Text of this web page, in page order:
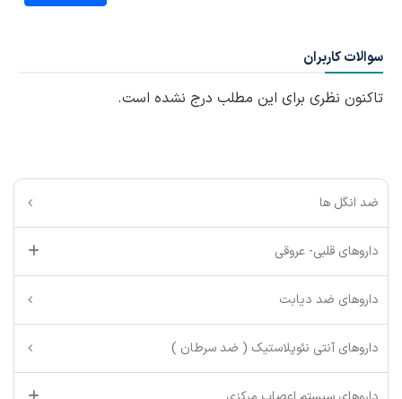
سوالات کاربران
تاکنون نظری برای این مطلب درج نشده است.
ضد انگل ها
داروهای قلبی- عروقی
داروهای ضد دیابت
داروهای آنتی نئوپلاستیک ( ضد سرطان )